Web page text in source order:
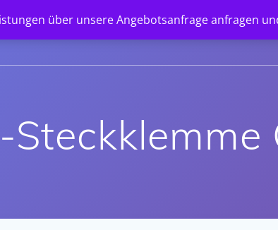
über unsere Angebotsanfrage anfragen
STARTSEITE UNTERNEHMEN
Steckklemme